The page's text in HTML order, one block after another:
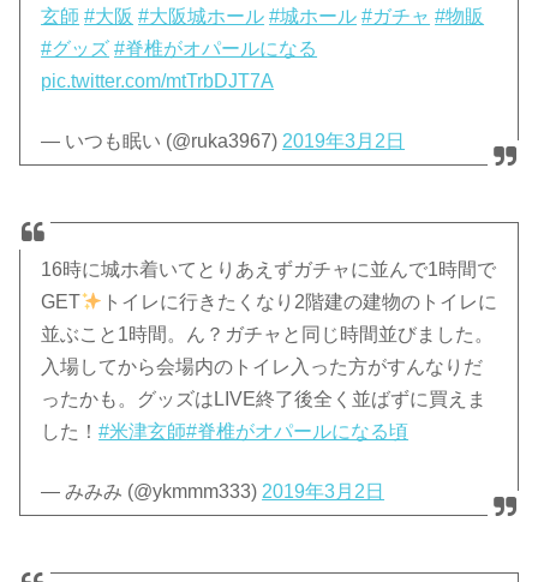
玄師 #大阪 #大阪城ホール #城ホール #ガチャ #物販
#グッズ #脊椎がオパールになる
pic.twitter.com/mtTrbDJT7A
— いつも眠い (@ruka3967) 2019年3月2日
16時に城ホ着いてとりあえずガチャに並んで1時間で
GET
トイレに行きたくなり2階建の建物のトイレに
並ぶこと1時間。ん？ガチャと同じ時間並びました。
入場してから会場内のトイレ入った方がすんなりだ
ったかも。グッズはLIVE終了後全く並ばずに買えま
した！#米津玄師#脊椎がオパールになる頃
— みみみ (@ykmmm333) 2019年3月2日